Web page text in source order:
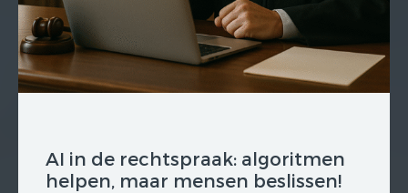
AI in de rechtspraak: algoritmen
helpen, maar mensen beslissen!